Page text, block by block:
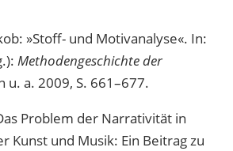
»Stoff- und Motivanalyse«. In:
Methodengeschichte der
u. a. 2009, S. 661–677.
Problem der Narrativität in
Kunst und Musik: Ein Beitrag zu